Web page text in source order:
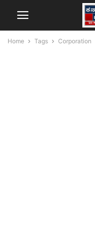
Home Tags Corporation